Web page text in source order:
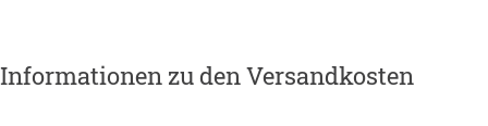
Informationen zu den Versandkosten